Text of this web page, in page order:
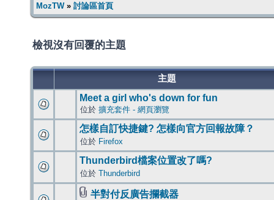
MozTW» 討論區首頁
檢視沒有回覆的主題
主題
Meet a girl who's down for fun
位於 擴充套件 - 網頁瀏覽
怎樣自訂快捷鍵? 怎樣向官方回報故障？
位於 Firefox
Thunderbird檔案位置改了嗎?
位於 Thunderbird
半對付反廣告攔截器